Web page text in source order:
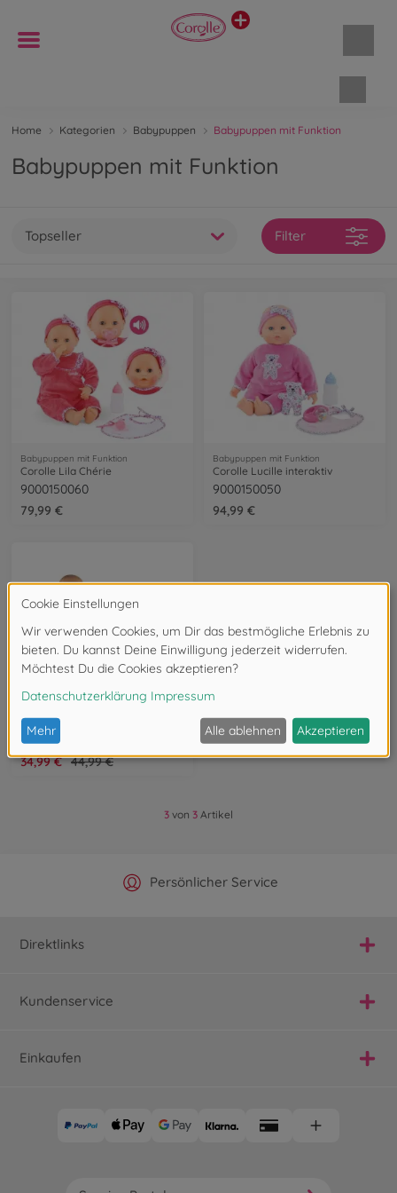
Home Kategorien Babypuppen Babypuppen mit Funktion
Babypuppen mit Funktion
Topseller Filter
Babypuppen mit Funktion
Corolle Lila Chérie
9000150060
79,99 €
Babypuppen mit Funktion
Corolle Lucille interaktiv
9000150050
94,99 €
- 22 %
9000130580
34,99 € 44,99 €
3 von 3 Artikel
Offizieller Hersteller Shop
Persönlicher Service
Versandkostenfrei ab 25€
Schnelle Lieferung
Direktlinks
Kundenservice
Einkaufen